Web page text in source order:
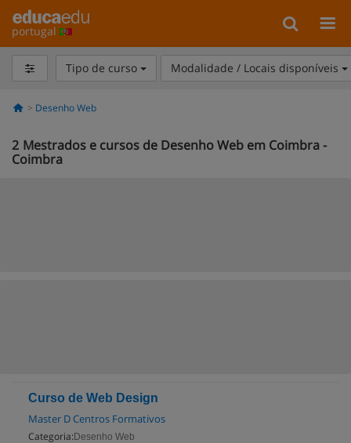
portugal
Tipo de curso Modalidade / Locais disponíveis
Desenho Web
2 Mestrados e cursos de Desenho Web em Coimbra -
Coimbra
Curso de Web Design
Master D Centros Formativos
Categoria: Desenho Web